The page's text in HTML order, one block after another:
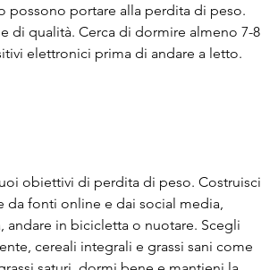
possono portare alla perdita di peso.
di qualità. Cerca di dormire almeno 7-8
elettronici prima di andare a letto.
obiettivi di perdita di peso. Costruisci
fonti online e dai social media,
andare in bicicletta o nuotare. Scegli
cereali integrali e grassi sani come